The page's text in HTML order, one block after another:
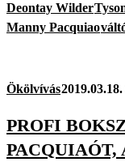
Deontay Wilder
Manny Pacquiao
Ökölvívás
PROFI